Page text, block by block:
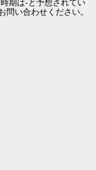
期は-と予想されてい
問い合わせください。